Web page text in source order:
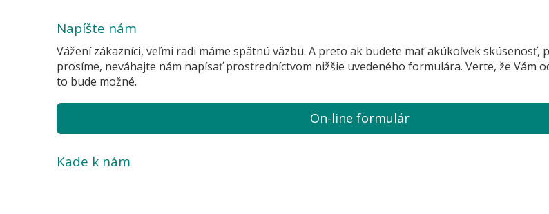
Napíšte nám
Vážení zákazníci, veľmi radi máme spätnú väzbu. A preto ak budete mať akúkoľvek skúsenosť,
prosíme, neváhajte nám napísať prostredníctvom nižšie uvedeného formulára. Verte, že Vám
to bude možné.
On-line formulár
Kade k nám